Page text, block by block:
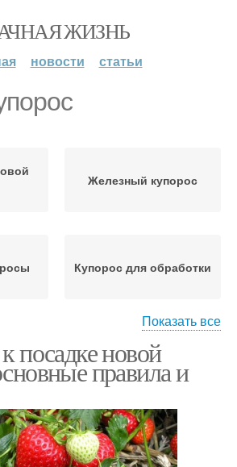
ЖИЗНЬ
новости статьи
Железный купорос
Купорос для обработки
Мeдный купорос
Показать все
посадке новой
правила и